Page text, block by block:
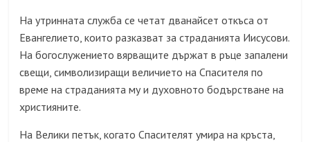
На утринната служба се четат дванайсет откъса от
Евангелието, които разказват за страданията Иисусови.
На богослужението вярващите държат в ръце запалени
свещи, символизиращи величието на Спасителя по
време на страданията му и духовното бодърстване на
християните.
На Велики петък, когато Спасителят умира на кръста,